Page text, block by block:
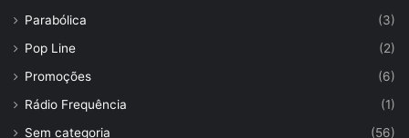
Parabólica
(3)
Pop Line
(2)
Promoções
(6)
Rádio Frequência
(1)
Sem categoria
(56)